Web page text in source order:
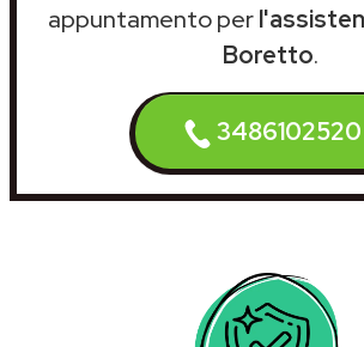
appuntamento per
Boretto.
3486102520